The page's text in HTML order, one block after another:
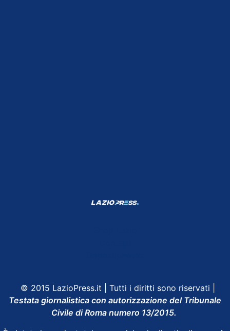
© 2015 LazioPress.it | Tutti i diritti sono riservati |
Testata giornalistica con autorizzazione del Tribunale
Civile di Roma numero 13/2015.